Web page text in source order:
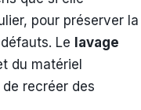
pour préserver la
Le lavage
du matériel
recréer des